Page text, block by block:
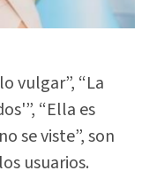
vulgar”, “La
“Ella es
se viste”, son
usuarios.